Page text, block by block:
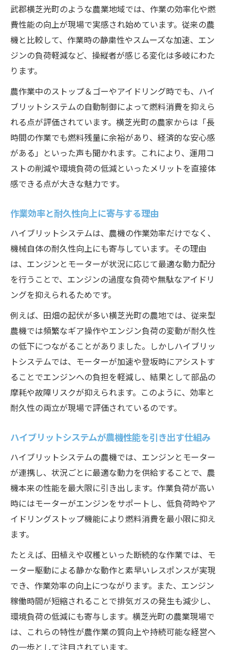
武郡横芝光町のような農業地域では、作業の効率化や燃
費性能の向上が現場で実感され始めています。従来の農
機と比較して、作業時の静粛性やスムーズな加速、エン
ジンの負荷軽減など、操縦者が感じる変化は多岐にわた
ります。
農作業中のストップ＆ゴーやアイドリング時でも、ハイ
ブリットシステムの自動制御によって燃料消費を抑えら
れる点が評価されています。横芝光町の農家からは「長
時間の作業でも燃料残量に余裕があり、経済的な安心感
がある」といった声も聞かれます。これにより、運用コ
ストの削減や環境負荷の低減といったメリットを直接体
感できる点が大きな魅力です。
作業効率と耐久性向上に寄与する理由
ハイブリットシステムは、農機の作業効率だけでなく、
機械自体の耐久性向上にも寄与しています。その理由
は、エンジンとモーターが状況に応じて最適な動力配分
を行うことで、エンジンの過度な負荷や無駄なアイドリ
ングを抑えられるためです。
例えば、田畑の起伏が多い横芝光町の農地では、従来型
農機では頻繁なギア操作やエンジン負荷の変動が耐久性
の低下につながることがありました。しかしハイブリッ
トシステムでは、モーターが加速や登坂時にアシストす
ることでエンジンへの負担を軽減し、結果として部品の
摩耗や故障リスクが抑えられます。このように、効率と
耐久性の両立が現場で評価されているのです。
ハイブリットシステムが農機性能を引き出す仕組み
ハイブリットシステムの農機では、エンジンとモーター
が連携し、状況ごとに最適な動力を供給することで、農
機本来の性能を最大限に引き出します。作業負荷が高い
時にはモーターがエンジンをサポートし、低負荷時やア
イドリングストップ機能により燃料消費を最小限に抑え
ます。
たとえば、田植えや収穫といった断続的な作業では、モ
ーター駆動による静かな動作と素早いレスポンスが実現
でき、作業効率の向上につながります。また、エンジン
稼働時間が短縮されることで排気ガスの発生も減少し、
環境負荷の低減にも寄与します。横芝光町の農業現場で
は、これらの特性が農作業の質向上や持続可能な経営へ
の一歩として注目されています。